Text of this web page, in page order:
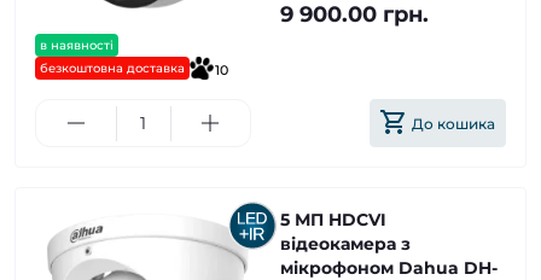
в наявності
безкоштовна доставка
10
9 900.00 грн.
До кошика
5 МП HDCVI
відеокамера з
мікрофоном Dahua DH-